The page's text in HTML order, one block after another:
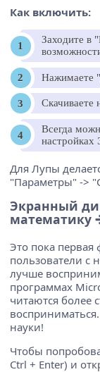
Как включить:
Заходите в
Нажимаете
Скачиваете
Всегда
настройках
Для Лупы
"Параметры" ->
Экранный
математику
Это пока первая
пользователи с
лучше
программах
читаются более
науки!
Чтобы
Ctrl + Enter) и